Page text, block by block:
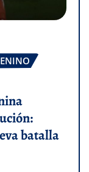
batalla